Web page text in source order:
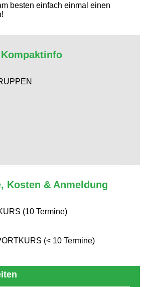
besten einfach einmal einen
Kompaktinfo
Kosten & Anmeldung
(10 Termine)
(< 10 Termine)